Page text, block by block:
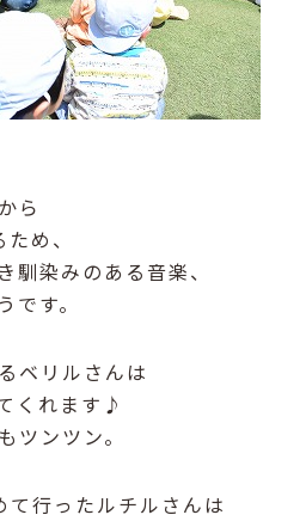
ら
め、
馴染みのある音楽、
す。
ベリルさんは
くれます♪
ツンツン。
行ったルチルさんは